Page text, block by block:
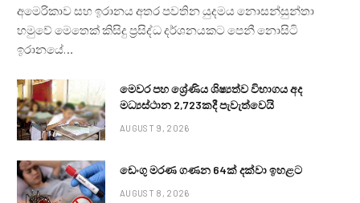
අමෙරිකාව සහ ඉරානය අතර පවතින යුදමය නොසන්සුන්තා
හමුවේ මෙතෙක් කිසිදු ප්‍රසිද්ධ දර්ශනයකට පෙනී නොසිටි
ඉරානයේ…
මෙවර පහ ශ්‍රේණිය ශිෂ්‍යත්ව විභාගය අද
මධ්‍යස්ථාන 2,723කදී පැවැත්වෙයි
AUGUST 9, 2026
ඩෙංගු මරණ ගණන 64ක් දක්වා ඉහළට
AUGUST 8, 2026